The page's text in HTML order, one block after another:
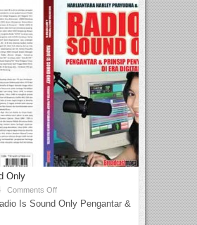
Only
Comments Off
Is Sound Only Pengantar &